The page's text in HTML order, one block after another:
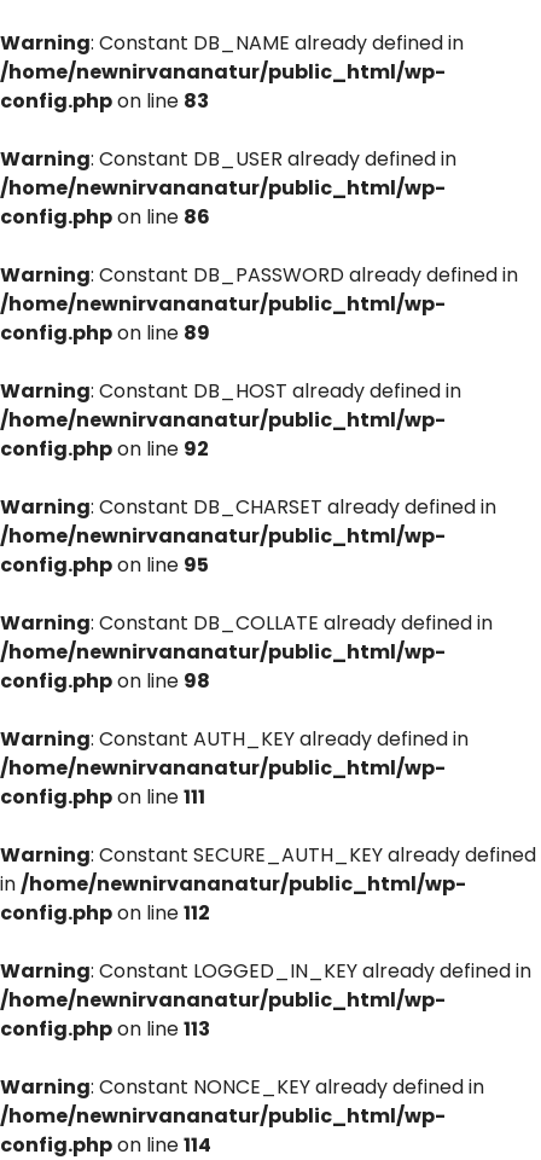
Warning: Constant DB_NAME already defined in
/home/newnirvananatur/public_html/wp-
config.phpon line 83
Warning: Constant DB_USER already defined in
/home/newnirvananatur/public_html/wp-
config.phpon line 86
Warning: Constant DB_PASSWORD already defined in
/home/newnirvananatur/public_html/wp-
config.phpon line 89
Warning: Constant DB_HOST already defined in
/home/newnirvananatur/public_html/wp-
config.phpon line 92
Warning: Constant DB_CHARSET already defined in
/home/newnirvananatur/public_html/wp-
config.phpon line 95
Warning: Constant DB_COLLATE already defined in
/home/newnirvananatur/public_html/wp-
config.phpon line 98
Warning: Constant AUTH_KEY already defined in
/home/newnirvananatur/public_html/wp-
config.phpon line111
Warning: Constant SECURE_AUTH_KEY already defined
in/home/newnirvananatur/public_html/wp-
config.phpon line112
Warning: Constant LOGGED_IN_KEY already defined in
/home/newnirvananatur/public_html/wp-
config.phpon line113
Warning: Constant NONCE_KEY already defined in
/home/newnirvananatur/public_html/wp-
config.phpon line114